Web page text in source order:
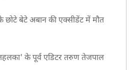
बेटे अबान की एक्सीडेंट में मौत
के पूर्व एडिटर तरुण तेजपाल